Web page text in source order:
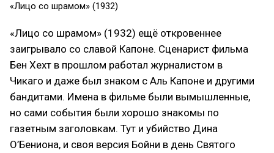
«Лицо со шрамом» (1932)
«Лицо со шрамом» (1932) ещё откровеннее
заигрывало со славой Капоне. Сценарист фильма
Бен Хехт в прошлом работал журналистом в
Чикаго и даже был знаком с Аль Капоне и другими
бандитами. Имена в фильме были вымышленные,
но сами события были хорошо знакомы по
газетным заголовкам. Тут и убийство Дина
О’Бениона, и своя версия Бойни в день Святого